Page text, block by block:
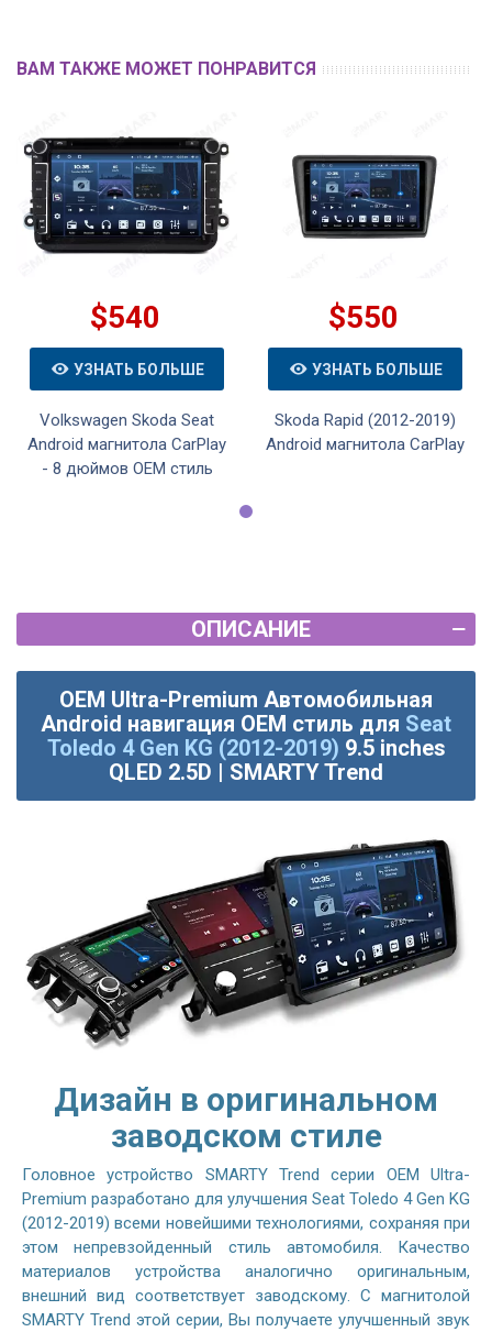
ВАМ ТАКЖЕ МОЖЕТ ПОНРАВИТСЯ
$540
УЗНАТЬ БОЛЬШЕ
Volkswagen Skoda Seat
Android магнитола CarPlay
- 8 дюймов OEM стиль
$550
УЗНАТЬ БОЛЬШЕ
Skoda Rapid (2012-2019)
Android магнитола CarPlay
ОПИСАНИЕ
OEM Ultra-Premium Автомобильная
Android навигация OEM стиль для Seat
Toledo 4 Gen KG (2012-2019) 9.5 inches
QLED 2.5D | SMARTY Trend
Дизайн в оригинальном
заводском стиле
Головное устройство SMARTY Trend серии OEM Ultra-
Premium разработано для улучшения Seat Toledo 4 Gen KG
(2012-2019) всеми новейшими технологиями, сохраняя при
этом непревзойденный стиль автомобиля. Качество
материалов устройства аналогично оригинальным,
внешний вид соответствует заводскому. С магнитолой
SMARTY Trend этой серии, Вы получаете улучшенный звук